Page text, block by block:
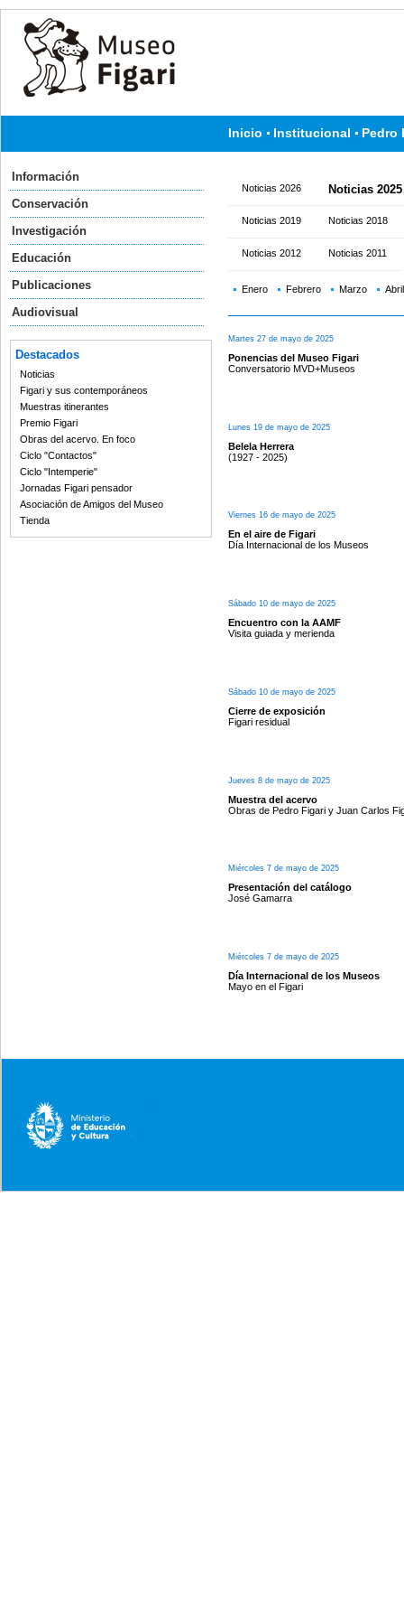
Inicio Institucional Pedro
Información
Conservación
Investigación
Educación
Publicaciones
Audiovisual
Destacados
Noticias
Figari y sus contemporáneos
Muestras itinerantes
Premio Figari
Obras del acervo. En foco
Ciclo "Contactos"
Ciclo "Intemperie"
Jornadas Figari pensador
Asociación de Amigos del Museo
Tienda
Noticias 2026 Noticias 2025
Noticias 2019 Noticias 2018
Noticias 2012 Noticias 2011
Enero Febrero Marzo Abril
Martes 27 de mayo de 2025
Ponencias del Museo Figari
Conversatorio MVD+Museos
Lunes 19 de mayo de 2025
Belela Herrera
(1927 - 2025)
Viernes 16 de mayo de 2025
En el aire de Figari
Día Internacional de los Museos
Sábado 10 de mayo de 2025
Encuentro con la AAMF
Visita guiada y merienda
Sábado 10 de mayo de 2025
Cierre de exposición
Figari residual
Jueves 8 de mayo de 2025
Muestra del acervo
Obras de Pedro Figari y Juan Carlos
Miércoles 7 de mayo de 2025
Presentación del catálogo
José Gamarra
Miércoles 7 de mayo de 2025
Día Internacional de los Museos
Mayo en el Figari